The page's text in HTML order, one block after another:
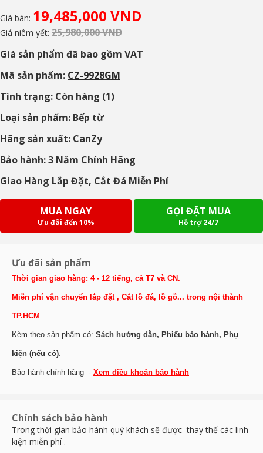
Giá bán: 19,485,000 VND
Giá niêm yết: 25,980,000 VND
Giá sản phẩm đã bao gồm VAT
Mã sản phẩm: CZ-9928GM
Tình trạng: Còn hàng (1)
Loại sản phẩm: Bếp từ
Hãng sản xuất: CanZy
Bảo hành: 3 Năm Chính Hãng
Giao Hàng Lắp Đặt, Cắt Đá Miễn Phí
MUA NGAY
Ưu đãi đến 10%
GỌI ĐẶT MUA
Hỗ trợ 24/7
Ưu đãi sản phẩm
Thời gian giao hàng: 4 - 12 tiếng, cả T7 và CN.
Miễn phí vận chuyển lắp đặt , Cắt lỗ đá, lỗ gỗ... trong nội thành
TP.HCM
Kèm theo sản phẩm có: Sách hướng dẫn, Phiếu bảo hành, Phụ
kiện (nếu có).
Bảo hành chính hãng - Xem điều khoản bảo hành
Chính sách bảo hành
Trong thời gian bảo hành quý khách sẽ được thay thế các linh
kiện miễn phí .